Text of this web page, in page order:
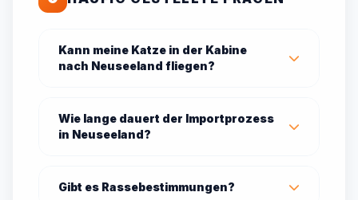
Kann meine Katze in der Kabine
nach Neuseeland fliegen?
Wie lange dauert der Importprozess
in Neuseeland?
Gibt es Rassebestimmungen?